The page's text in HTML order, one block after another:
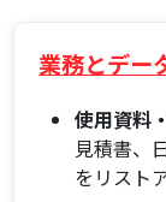
業務とデー
使用資料
見積書、
をリスト